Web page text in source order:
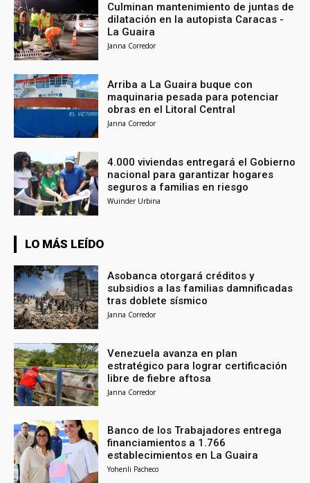
Culminan mantenimiento de juntas de
dilatación en la autopista Caracas -
La Guaira
Janna Corredor
Arriba a La Guaira buque con
maquinaria pesada para potenciar
obras en el Litoral Central
Janna Corredor
4.000 viviendas entregará el Gobierno
nacional para garantizar hogares
seguros a familias en riesgo
Wuinder Urbina
LO MÁS LEÍDO
Asobanca otorgará créditos y
subsidios a las familias damnificadas
tras doblete sísmico
Janna Corredor
Venezuela avanza en plan
estratégico para lograr certificación
libre de fiebre aftosa
Janna Corredor
Banco de los Trabajadores entrega
financiamientos a 1.766
establecimientos en La Guaira
Yohenli Pacheco